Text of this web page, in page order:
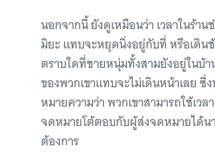
นอกจากนี้ ยังดูเหมือนว่า เวลาในร้า
มิยะ แทบจะหยุดนิ่งอยู่กับที่ หรือเดิน
ตราบใดที่ชายหนุ่มทั้งสามยังอยู่ในบ้า
ของพวกเขาแทบจะไม่เดินหน้าเลย ซึ่
หมายความว่า พวกเขาสามารถใช้เวล
จดหมายโต้ตอบกับผู้ส่งจดหมายได้น
ต้องการ